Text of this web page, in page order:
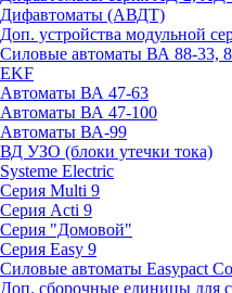
Дифавтоматы (АВДТ)
Доп. устройства модульной
Силовые автоматы ВА 88-33,
EKF
Автоматы ВА 47-63
Автоматы ВА 47-100
Автоматы ВА-99
ВД УЗО (блоки утечки тока)
Systeme Electric
Серия Multi 9
Серия Acti 9
Серия "Домовой"
Серия Easy 9
Силовые автоматы Easypact
Доп. сборочные единицы для